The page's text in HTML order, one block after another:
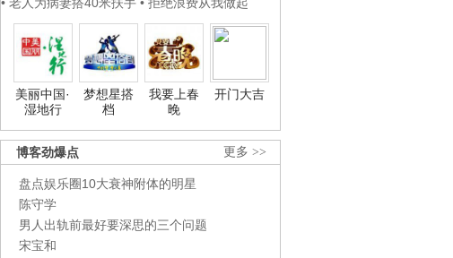
美丽中国·
湿地行
梦想星搭
档
我要上春
晚
开门大吉
更多 >>
博客劲爆点
盘点娱乐圈10大衰神附体的明星
陈守学
男人出轨前最好要深思的三个问题
宋宝和